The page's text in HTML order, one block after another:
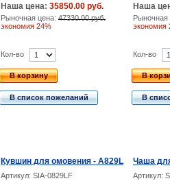
Наша цена: 35850.00 руб.
Рыночная цена: 47330.00 руб.
экономия 24%
Наша
экономия
Кол-во
В корзину
В список пожеланий
Кол-во
В
В
Кувшин для омовения - А829L Чаша
Артикул: SIA-0829LF Артикул: